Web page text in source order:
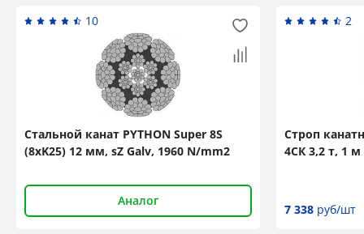
10
Стальной канат PYTHON Super 8S
(8xK25) 12 мм, sZ Galv, 1960 N/mm2
Аналог
2
Строп
4СК 3,2 т, 1
7 338 руб/шт